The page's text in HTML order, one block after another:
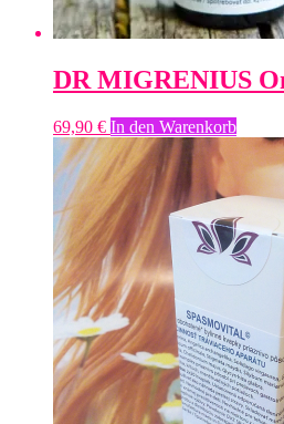
DR MIGRENIUS
69,90 € In den Warenkorb